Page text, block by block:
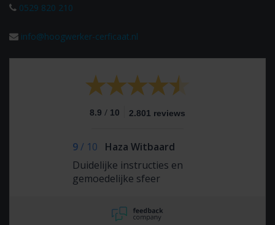
0529 820 210
info@hoogwerker-cerficaat.nl
8.9 / 10 2.801 reviews
9/ 10
Haza Witbaard
Duidelijke instructies en
gemoedelijke sfeer